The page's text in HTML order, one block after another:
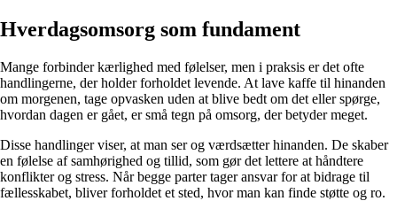
Hverdagsomsorg som fundament
Mange forbinder kærlighed med følelser, men i praksis er det ofte
handlingerne, der holder forholdet levende. At lave kaffe til hinanden
om morgenen, tage opvasken uden at blive bedt om det eller spørge,
hvordan dagen er gået, er små tegn på omsorg, der betyder meget.
Disse handlinger viser, at man ser og værdsætter hinanden. De skaber
en følelse af samhørighed og tillid, som gør det lettere at håndtere
konflikter og stress. Når begge parter tager ansvar for at bidrage til
fællesskabet, bliver forholdet et sted, hvor man kan finde støtte og ro.